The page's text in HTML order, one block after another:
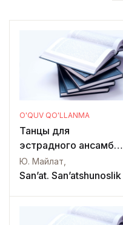
O'QUV QO'LLANMA
Танцы для
эстрадного ансамбля
выпуск2 Ю. Майлат
Не говори (Свинг)
Грустит (Слоу)
Ю. Майлат,
San’at. San’atshunoslik